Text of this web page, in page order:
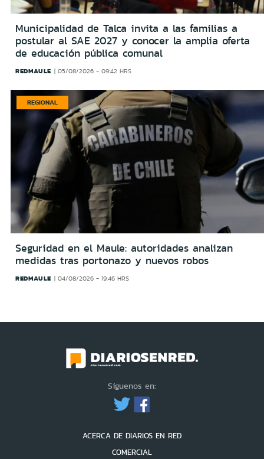
Municipalidad de Talca invita a las familias a
postular al SAE 2027 y conocer la amplia oferta
de educación pública comunal
REDMAULE 05/08/2026 - 09:42 HRS
REGIONAL
Seguridad en el Maule: autoridades analizan
medidas tras portonazo y nuevos robos
REDMAULE 04/08/2026 - 19:46 HRS
Síguenos en:
ACERCA DE DIARIOS EN RED
COMERCIAL